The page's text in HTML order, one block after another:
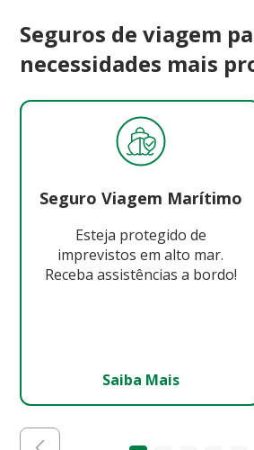
Seguros de viagem
necessidades mais
Seguro Viagem Marítimo
Esteja protegido de
imprevistos em alto mar.
Receba assistências a bordo!
Saiba Mais